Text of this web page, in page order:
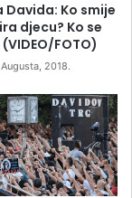
Davida: Ko smije
djecu? Ko se
FOTO)
2018.